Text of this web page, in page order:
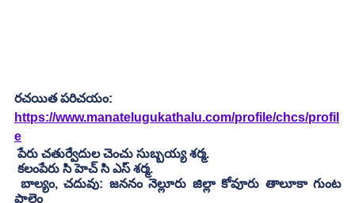
రచయిత పరిచయం:
https://www.manatelugukathalu.com/profile/chcs/profil
e
పేరు చతుర్వేదుల చెంచు సుబ్బయ్య శర్మ.
కలంపేరు సి హెచ్ సి ఎస్ శర్మ.
పాలెం